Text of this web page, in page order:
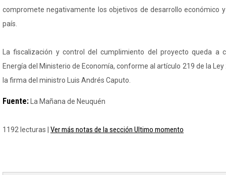
compromete negativamente los objetivos de desarrollo económico
país.
La fiscalización y control del cumplimiento del proyecto queda a
Energía del Ministerio de Economía, conforme al artículo 219 de la
la firma del ministro Luis Andrés Caputo.
Fuente: La Mañana de Neuquén
1192 lecturas | Ver más notas de la sección Ultimo momento